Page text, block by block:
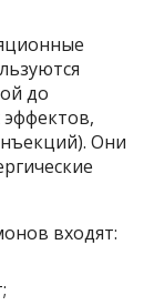
до
Они
входят: